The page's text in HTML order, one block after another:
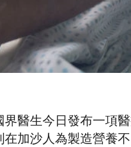
界醫生今日發布一項
在加沙人為製造營養